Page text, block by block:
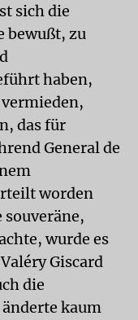
sich die
bewußt, zu
haben,
das für
General de
worden
souveräne,
wurde es
Giscard
die
kaum